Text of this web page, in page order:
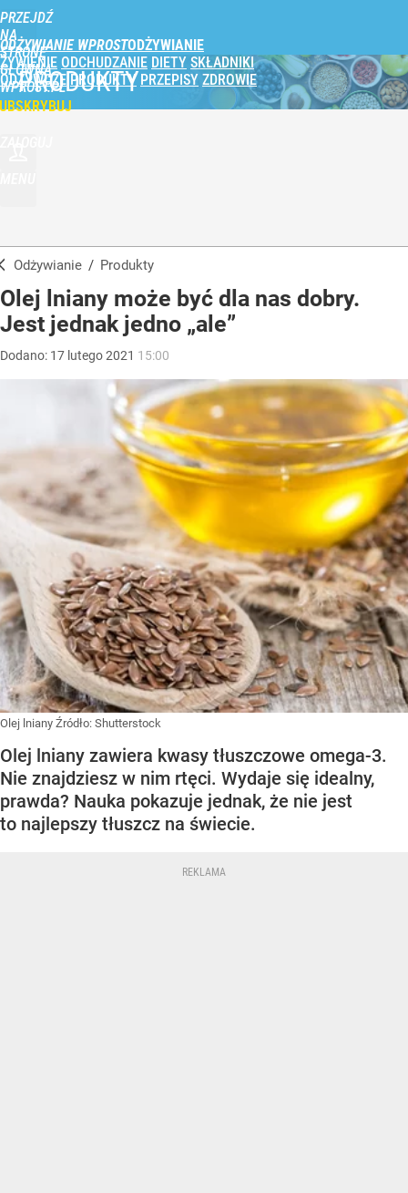
PRZEJDŹ
NA
STRONĘ
GŁÓWNĄ
WPROST.PL
ODŻYWIANIE WPROST
ŻYWIENIE ODCHUDZANIE DIETY SKŁADNIKI
ODŻYWCZE PRODUKTY PRZEPISY ZDROWIE
PRODUKTY
Odżywianie / Produkty
Olej lniany może być dla nas dobry.
Jest jednak jedno „ale”
Dodano: 17 lutego2021 15:00
Olej lniany Źródło: Shutterstock
Olej lniany zawiera kwasy tłuszczowe omega-3.
Nie znajdziesz w nim rtęci. Wydaje się idealny,
prawda? Nauka pokazuje jednak, że nie jest
to najlepszy tłuszcz na świecie.